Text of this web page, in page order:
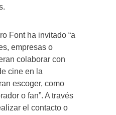
Font ha invitado “a
empresas o
colaborar con
cine en la
escoger, como
o fan”. A través
el contacto o